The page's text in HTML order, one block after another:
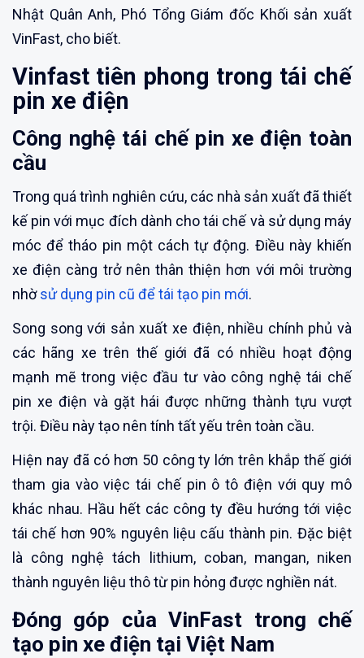
Nhật Quân Anh, Phó Tổng Giám đốc Khối sản xuất
VinFast, cho biết.
Vinfast tiên phong trong tái chế
pin xe điện
Công nghệ tái chế pin xe điện toàn
cầu
Trong quá trình nghiên cứu, các nhà sản xuất đã thiết
kế pin với mục đích dành cho tái chế và sử dụng máy
móc để tháo pin một cách tự động. Điều này khiến
xe điện càng trở nên thân thiện hơn với môi trường
nhờsử dụng pin cũ để tái tạo pin mới.
Song song với sản xuất xe điện, nhiều chính phủ và
các hãng xe trên thế giới đã có nhiều hoạt động
mạnh mẽ trong việc đầu tư vào công nghệ tái chế
pin xe điện và gặt hái được những thành tựu vượt
trội. Điều này tạo nên tính tất yếu trên toàn cầu.
Hiện nay đã có hơn 50 công ty lớn trên khắp thế giới
tham gia vào việc tái chế pin ô tô điện với quy mô
khác nhau. Hầu hết các công ty đều hướng tới việc
tái chế hơn 90% nguyên liệu cấu thành pin. Đặc biệt
là công nghệ tách lithium, coban, mangan, niken
thành nguyên liệu thô từ pin hỏng được nghiền nát.
Đóng góp của VinFast trong chế
tạo pin xe điện tại Việt Nam